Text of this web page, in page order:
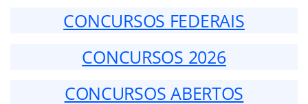
CONCURSOS FEDERAIS
CONCURSOS 2026
CONCURSOS ABERTOS